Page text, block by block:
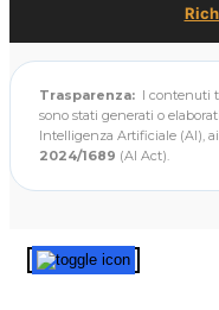
Trasparenza: I contenuti
sono stati generati o
Intelligenza Artificiale (AI),
2024/1689 (AI Act).